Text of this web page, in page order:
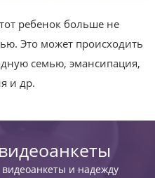
ребенок больше не
Это может происходить
семью, эмансипация,
и др.
и надежду